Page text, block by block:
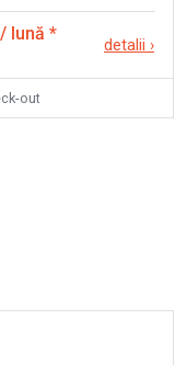
lună *
detalii ›
out